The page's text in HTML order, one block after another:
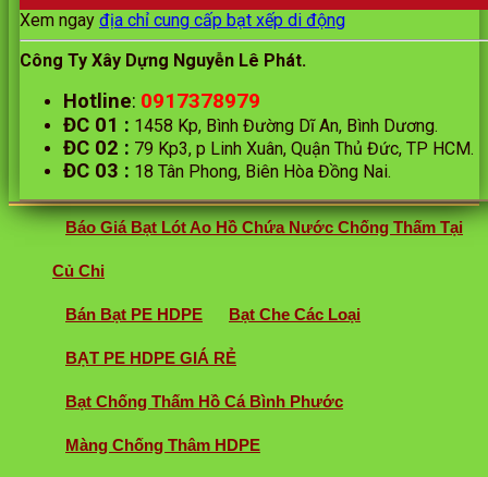
Xem ngay địa chỉ cung cấp bạt xếp di động
Công Ty Xây Dựng Nguyễn Lê Phát.
Hotline: 0917378979
ĐC 01 : 1458 Kp, Bình Đường Dĩ An, Bình Dương.
ĐC 02 : 79 Kp3, p Linh Xuân, Quận Thủ Đức, TP HCM.
ĐC 03 : 18 Tân Phong, Biên Hòa Đồng Nai.
Báo Giá Bạt Lót Ao Hồ Chứa Nước Chống Thấm Tại
Củ Chi
Bán Bạt PE HDPE Bạt Che Các Loại
BẠT PE HDPE GIÁ RẺ
Bạt Chống Thấm Hồ Cá Bình Phước
Màng Chống Thâm HDPE